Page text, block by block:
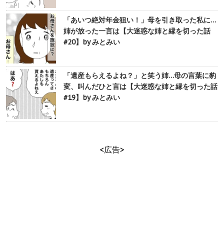
「あいつ絶対年金狙い！」母を引き取った私に…
姉が放った一言は【大迷惑な姉と縁を切った話
#20】by みとみい
「遺産もらえるよね？」と笑う姉…母の言葉に豹
変、叫んだひと言は【大迷惑な姉と縁を切った話
#19】by みとみい
<広告>